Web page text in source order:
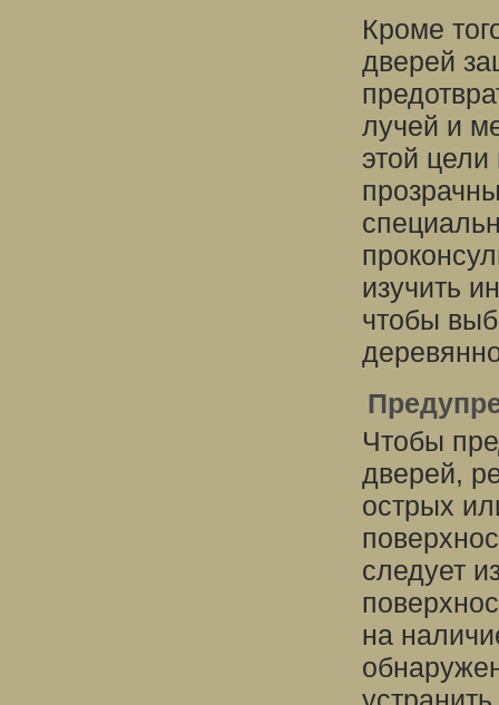
Кроме
дверей
лучей и
этой
изучить
чтобы
Чтобы
дверей,
острых
следует
на